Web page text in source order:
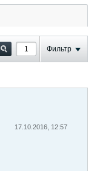
Фильтр
17.10.2016, 12:57